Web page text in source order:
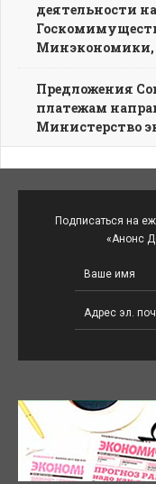
деятельности
Предложения
платежам
Министерство
Подписаться на
«Анонс